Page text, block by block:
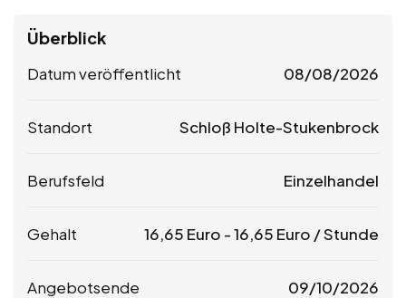
Überblick
Datum veröffentlicht 08/08/2026
Standort Schloß Holte-Stukenbrock
Berufsfeld Einzelhandel
Gehalt 16,65 Euro -16,65 Euro / Stunde
Angebotsende 09/10/2026